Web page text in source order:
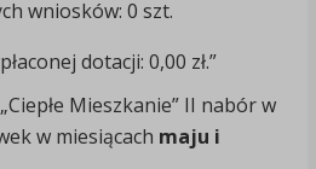
wniosków: 0 szt.
dotacji: 0,00 zł.”
Mieszkanie” II nabór w
w miesiącach maju i